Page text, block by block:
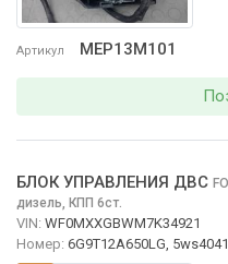
Артикул MEP13M101
БЛОК УПРАВЛЕНИЯ ДВС
дизель, КПП 6ст.
VIN: WF0MXXGBWM7K34921
Номер: 6G9T12A650LG,